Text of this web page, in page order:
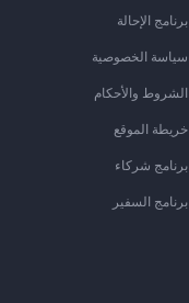
برنامج الإحالة
سياسة الخصوصية
الشروط والأحكام
خريطة الموقع
برنامج شركاء
برنامج السفير